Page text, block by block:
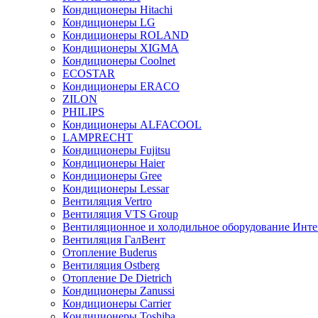
Кондиционеры Hitachi
Кондиционеры LG
Кондиционеры ROLAND
Кондиционеры XIGMA
Кондиционеры Coolnet
ECOSTAR
Кондиционеры ERACO
ZILON
PHILIPS
Кондиционеры ALFACOOL
LAMPRECHT
Кондиционеры Fujitsu
Кондиционеры Haier
Кондиционеры Gree
Кондиционеры Lessar
Вентиляция Vertro
Вентиляция VTS Group
Вентиляционное и холодильное оборудование
Вентиляция ГалВент
Отопление Buderus
Вентиляция Ostberg
Отопление De Dietrich
Кондиционеры Zanussi
Кондиционеры Carrier